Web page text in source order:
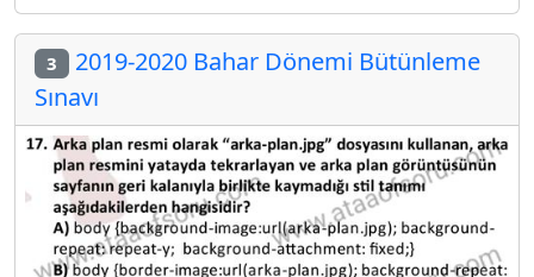
3 2019-2020 Bahar Dönemi Bütünleme
Sınavı